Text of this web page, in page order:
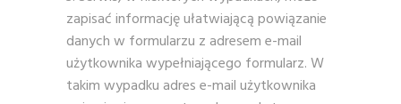
zapisać informację ułatwiającą powiązanie
danych w formularzu z adresem e-mail
użytkownika wypełniającego formularz. W
takim wypadku adres e-mail użytkownika